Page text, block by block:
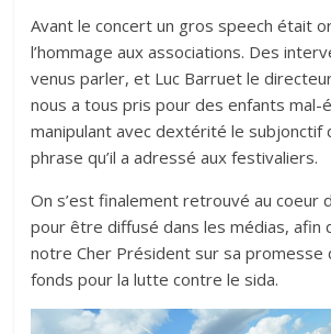
Avant le concert un gros speech était
l’hommage aux associations. Des
venus parler, et Luc Barruet le
nous a tous pris pour des enfants mal-
manipulant avec dextérité le subjonctif
phrase qu’il a adressé aux festivaliers.
On s’est finalement retrouvé au coeur
pour être diffusé dans les médias, afin
notre Cher Président sur sa promesse
fonds pour la lutte contre le sida.